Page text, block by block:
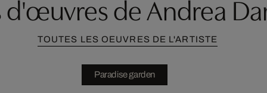
d'œuvres de Andrea
TOUTES LES OEUVRES DE L'ARTISTE
Paradise garden